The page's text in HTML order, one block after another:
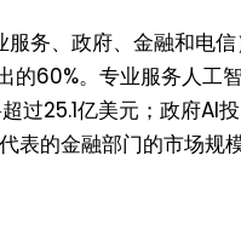
务、政府、金融和电
60%。专业服务人工
25.1亿美元；政府AI
表的金融部门的市场规